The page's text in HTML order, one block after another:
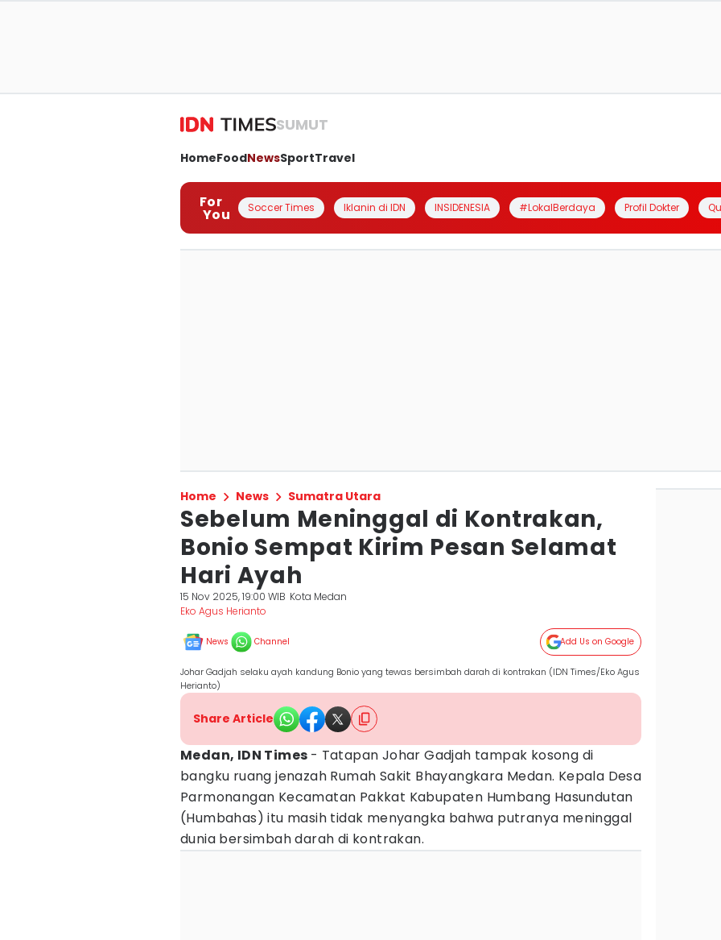
SUMUT
HomeFoodNewsSportTravel
For
You Soccer Times Iklanin di IDN INSIDENESIA #LokalBerdaya Profil Dokter
Home News Sumatra Utara
Sebelum Meninggal di Kontrakan,
Bonio Sempat Kirim Pesan Selamat
Hari Ayah
15 Nov 2025, 19:00 WIB Kota Medan
Eko Agus Herianto
News Channel Add Us on Google
Johar Gadjah selaku ayah kandung Bonio yang tewas bersimbah darah di kontrakan (IDN Times/Eko Agus
Herianto)
Share Article
Medan, IDN Times - Tatapan Johar Gadjah tampak kosong di
bangku ruang jenazah Rumah Sakit Bhayangkara Medan. Kepala Desa
Parmonangan Kecamatan Pakkat Kabupaten Humbang Hasundutan
(Humbahas) itu masih tidak menyangka bahwa putranya meninggal
dunia bersimbah darah di kontrakan.